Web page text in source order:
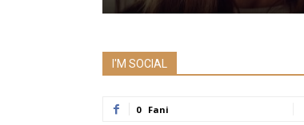
I'M SOCIAL
0 Fani